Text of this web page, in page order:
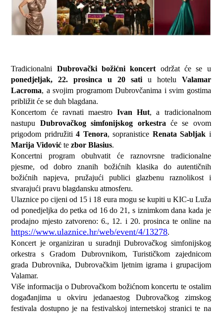
Tradicionalni Dubrovački božićni koncert održat će se u
ponedjeljak, 22. prosinca u 20 satiu hotelu Valamar
Lacroma, a svojim programom Dubrovčanima i svim gostima
približit će se duh blagdana.
Koncertom će ravnati maestroIvan Hut, a tradicionalnom
nastupu Dubrovačkog simfonijskog orkestra će se ovom
prigodom pridružiti4 Tenora, sopranistice Renata Sabljak i
Marija Vidović tezbor Blasius.
Koncertni program obuhvatit će raznovrsne tradicionalne
pjesme, od dobro znanih božićnih klasika do autentičnih
božićnih napjeva, pružajući publici glazbenu raznolikost i
stvarajući pravu blagdansku atmosferu.
Ulaznice po cijeni od 15 i 18 eura mogu se kupiti u KIC-u Luža
od ponedjeljka do petka od 16 do 21, s iznimkom dana kada je
prodajno mjesto zatvoreno: 6., 12. i 20. prosinca te online na
https://www.ulaznice.hr/web/event/4/13278.
Koncert je organiziran u suradnji Dubrovačkog simfonijskog
orkestra s Gradom Dubrovnikom, Turističkom zajednicom
grada Dubrovnika, Dubrovačkim ljetnim igrama i grupacijom
Valamar.
Više informacija o Dubrovačkom božićnom koncertu te ostalim
događanjima u okviru jedanaestog Dubrovačkog zimskog
festivala dostupno je na festivalskoj internetskoj stranici te na